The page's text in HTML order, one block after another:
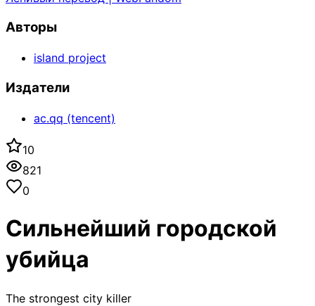
Авторы
island project
Издатели
ac.qq (tencent)
10
821
0
Сильнейший городской
убийца
The strongest city killer